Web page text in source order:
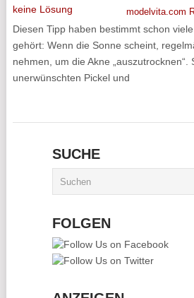
modelvita.com
Diesen Tipp haben bestimmt schon
gehört: Wenn die Sonne scheint,
nehmen, um die Akne „auszutrocknen“.
unerwünschten Pickel und
SUCHE
FOLGEN